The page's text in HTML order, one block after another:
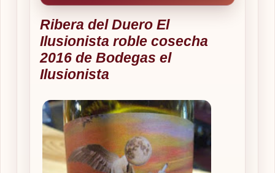
Ribera del Duero El
Ilusionista roble cosecha
2016 de Bodegas el
Ilusionista